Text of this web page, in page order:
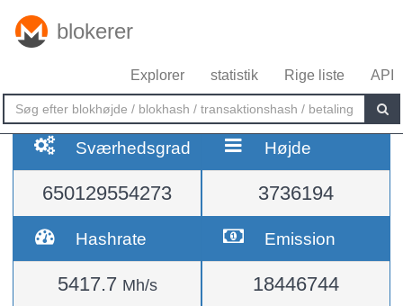
blokerer
Explorer statistik Rige liste API
Sværhedsgrad
650129554273
Højde
3736194
Hashrate
5417.7 Mh/s
Emission
18446744